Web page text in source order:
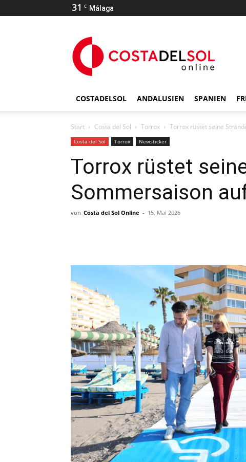
31 C Málaga
COSTADELSOL ANDALUSIEN SPANIEN
Start Costa del Sol Torrox Torrox rüstet seine
Costa del Sol Torrox Newsticker
Torrox rüstet
Sommersaison
von Costa del Sol Online - 15. Mai 2026